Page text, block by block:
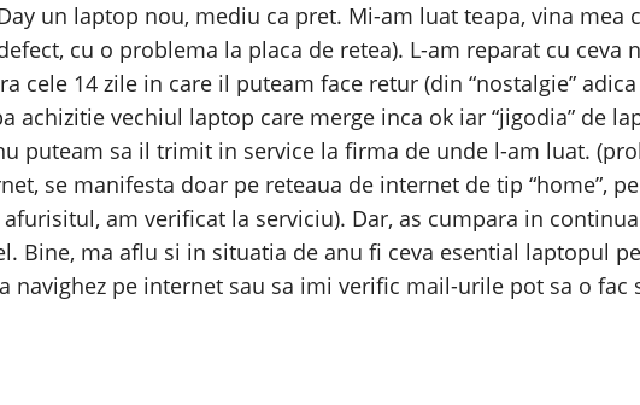
un laptop nou, mediu ca pret. Mi-am luat teapa, vina mea
cu o problema la placa de retea). L-am reparat cu ceva
cele 14 zile in care il puteam face retur (din “nostalgie”
achizitie vechiul laptop care merge inca ok iar “jigodia” de
puteam sa il trimit in service la firma de unde l-am luat.
se manifesta doar pe reteaua de internet de tip “home”, pe
am verificat la serviciu). Dar, as cumpara in
Bine, ma aflu si in situatia de anu fi ceva esential laptopul
navighez pe internet sau sa imi verific mail-urile pot sa o fac